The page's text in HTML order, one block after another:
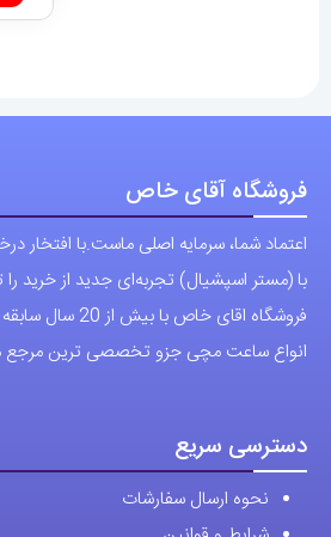
با (مستر اسپشیال) تجربه‌ای جدید از خرید را
فروشگاه اقای خاص
انواع ساعت مچی جزو تخصصی ترین مرجع
دسترسی سریع
شرایط و قوانین
درباره اقای خاص
پرسش های رایج